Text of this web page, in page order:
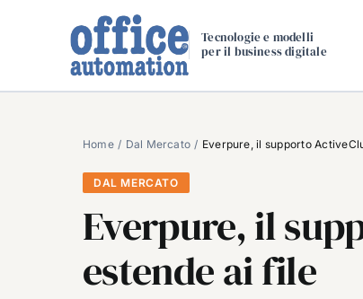
Tecnologie e modelli
per il business digitale
Home Dal Mercato Everpure, il supporto
DAL MERCATO
Everpure, il
estende ai file